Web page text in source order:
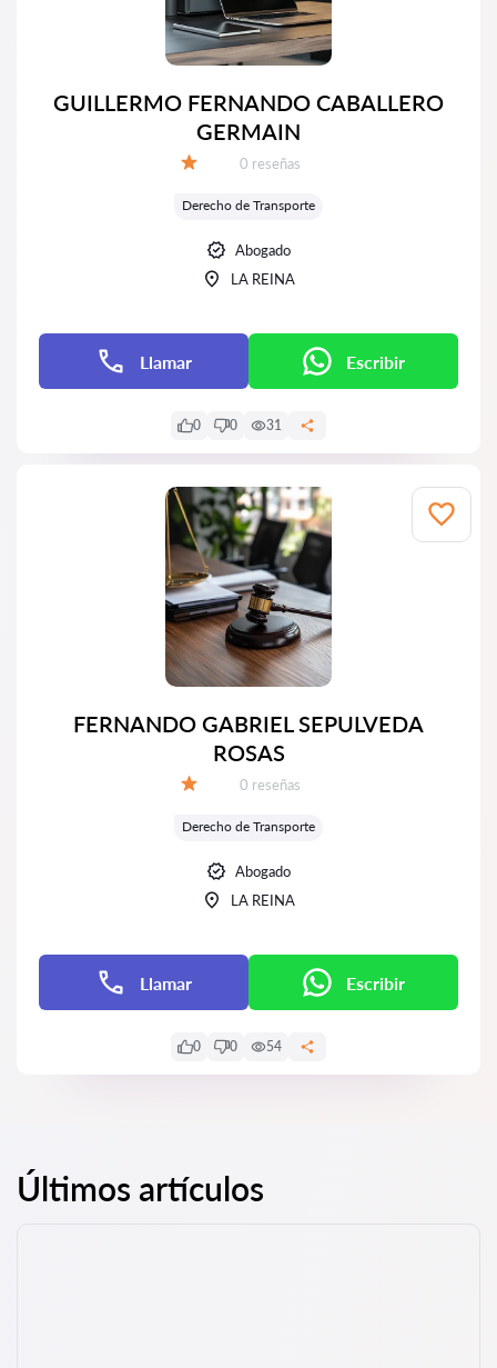
GUILLERMO FERNANDO CABALLERO
GERMAIN
Número de reseñas:
0 reseñas
Derecho de Transporte
Abogado
LA REINA
Llamar Escribir
0 0 31
FERNANDO GABRIEL SEPULVEDA
ROSAS
Número de reseñas:
0 reseñas
Derecho de Transporte
Abogado
LA REINA
Llamar Escribir
0 0 54
Últimos artículos